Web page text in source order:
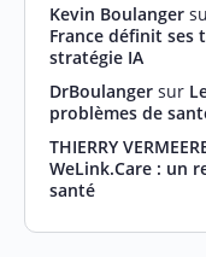
Kevin Boulanger
France définit ses
stratégie IA
DrBoulanger sur
problèmes de
THIERRY
WeLink.Care : un
santé